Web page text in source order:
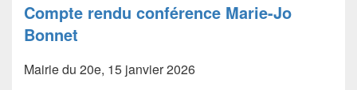
Compte rendu conférence Marie-Jo
Bonnet
Mairie du 20e, 15 janvier 2026